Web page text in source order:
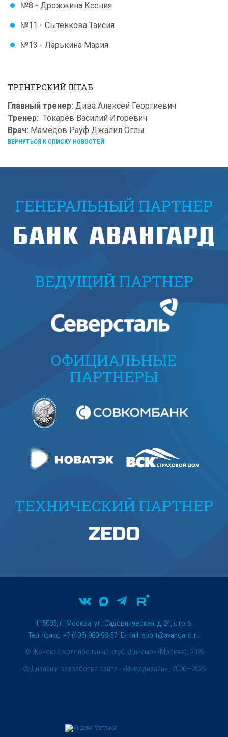
№8 - Дрожжина Ксения
№11 - Сытенкова Таисия
№13 - Ларькина Мария
ТРЕНЕРСКИЙ ШТАБ
Главный тренер: Дива Алексей Георгиевич
Тренер: Токарев Василий Игоревич
Врач: Мамедов Рауф Джалил Оглы
ВЕРНУТЬСЯ К СПИСКУ НОВОСТЕЙ
ГЕНЕРАЛЬНЫЙ ПАРТНЕР
ВЕДУЩИЙ ПАРТНЕР
ОФИЦИАЛЬНЫЕ
ПАРТНЕРЫ
ТЕХНИЧЕСКИЙ ПАРТНЕР
© Женский волейбольный клуб «Динамо» (Москва), 2026
115035, г. Москва, ул. Садовническая, д.24, стр.6.
Тел./факс: +7 (495) 980-98-57. E-mail: sport@avangard.ru
© Дизайн и разработка сайта - «Инфодизайн» , 2006—2026